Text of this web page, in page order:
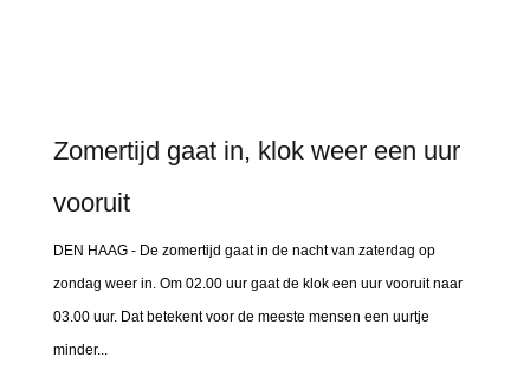
Zomertijd gaat in, klok weer een uur
vooruit
DEN HAAG - De zomertijd gaat in de nacht van zaterdag op
zondag weer in. Om 02.00 uur gaat de klok een uur vooruit naar
03.00 uur. Dat betekent voor de meeste mensen een uurtje
minder...